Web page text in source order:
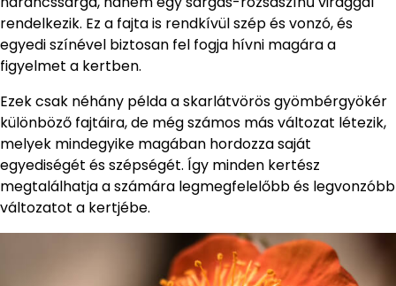
rendelkezik. Ez a fajta is rendkívül szép és vonzó, és
egyedi színével biztosan fel fogja hívni magára a
figyelmet a kertben.
Ezek csak néhány példa a skarlátvörös gyömbérgyökér
különböző fajtáira, de még számos más változat létezik,
melyek mindegyike magában hordozza saját
egyediségét és szépségét. Így minden kertész
megtalálhatja a számára legmegfelelőbb és legvonzóbb
változatot a kertjébe.